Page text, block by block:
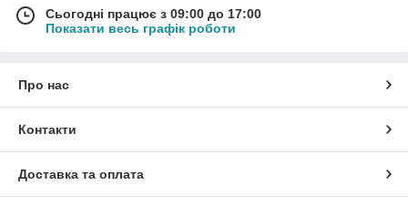
Сьогодні працює з 09:00 до 17:00
Показати весь графік роботи
Про нас
Контакти
Доставка та оплата